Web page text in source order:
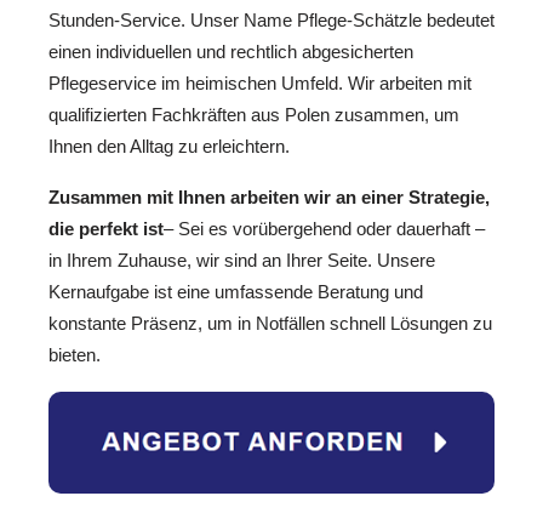
Stunden-Service. Unser Name Pflege-Schätzle bedeutet
einen individuellen und rechtlich abgesicherten
Pflegeservice im heimischen Umfeld. Wir arbeiten mit
qualifizierten Fachkräften aus Polen zusammen, um
Ihnen den Alltag zu erleichtern.
Zusammen mit Ihnen arbeiten wir an einer Strategie,
die perfekt ist– Sei es vorübergehend oder dauerhaft –
in Ihrem Zuhause, wir sind an Ihrer Seite. Unsere
Kernaufgabe ist eine umfassende Beratung und
konstante Präsenz, um in Notfällen schnell Lösungen zu
bieten.